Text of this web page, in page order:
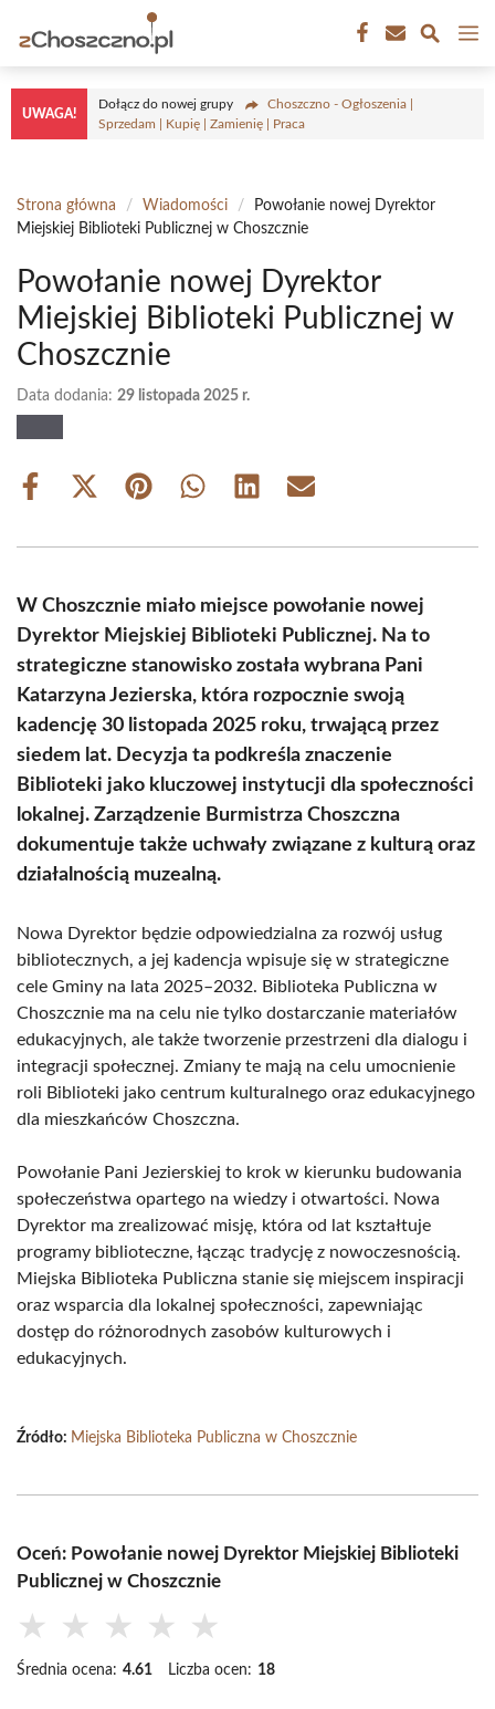
treści
UWAGA!
Dołącz do nowej grupy
Choszczno - Ogłoszenia |
Sprzedam | Kupię | Zamienię | Praca
Strona główna / Wiadomości /
Powołanie nowej Dyrektor
Miejskiej Biblioteki Publicznej w Choszcznie
Powołanie nowej Dyrektor
Miejskiej Biblioteki Publicznej w
Choszcznie
Data dodania: 29 listopada 2025 r.
Share
Share
(Twitter)
Share Share Share Share
W Choszcznie miało miejsce powołanie nowej
Dyrektor Miejskiej Biblioteki Publicznej. Na to
strategiczne stanowisko została wybrana Pani
Katarzyna Jezierska, która rozpocznie swoją
kadencję 30 listopada 2025 roku, trwającą przez
siedem lat. Decyzja ta podkreśla znaczenie
Biblioteki jako kluczowej instytucji dla społeczności
lokalnej. Zarządzenie Burmistrza Choszczna
dokumentuje także uchwały związane z kulturą oraz
działalnością muzealną.
Nowa Dyrektor będzie odpowiedzialna za rozwój usług
bibliotecznych, a jej kadencja wpisuje się w strategiczne
cele Gminy na lata 2025–2032. Biblioteka Publiczna w
Choszcznie ma na celu nie tylko dostarczanie materiałów
edukacyjnych, ale także tworzenie przestrzeni dla dialogu i
integracji społecznej. Zmiany te mają na celu umocnienie
roli Biblioteki jako centrum kulturalnego oraz edukacyjnego
dla mieszkańców Choszczna.
Powołanie Pani Jezierskiej to krok w kierunku budowania
społeczeństwa opartego na wiedzy i otwartości. Nowa
Dyrektor ma zrealizować misję, która od lat kształtuje
programy biblioteczne, łącząc tradycję z nowoczesnością.
Miejska Biblioteka Publiczna stanie się miejscem inspiracji
oraz wsparcia dla lokalnej społeczności, zapewniając
dostęp do różnorodnych zasobów kulturowych i
edukacyjnych.
Źródło: Miejska Biblioteka Publiczna w Choszcznie
Oceń: Powołanie nowej Dyrektor Miejskiej Biblioteki
Publicznej w Choszcznie
★ ★ ★ ★ ★
Średnia ocena: 4.61 Liczba ocen: 18